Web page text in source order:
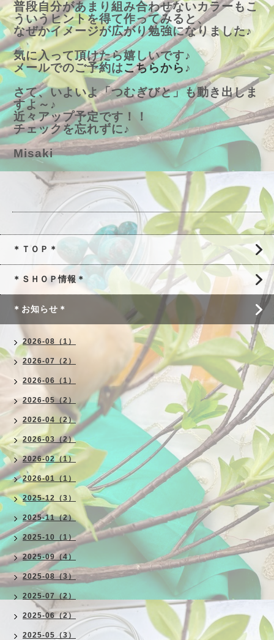
普段自分があまり組み合わせないカラーもこ
ういうヒントを得て作ってみると、
なぜかイメージが広がり勉強になりました♪
気に入って頂けたら嬉しいです♪
メールでのご予約はこちらから ♪
さて、いよいよ「つむぎびと」も動き出しま
すよ～♪
近々アップ予定です！！
チェックを忘れずに♪
Misaki
＊ＴＯＰ＊
＊ＳＨＯＰ情報＊
＊お知らせ＊
2026-08（1）
2026-07（2）
2026-06（1）
2026-05（2）
2026-04（2）
2026-03（2）
2026-02（1）
2026-01（1）
2025-12（3）
2025-11（2）
2025-10（1）
2025-09（4）
2025-08（3）
2025-07（2）
2025-06（2）
2025-05（3）